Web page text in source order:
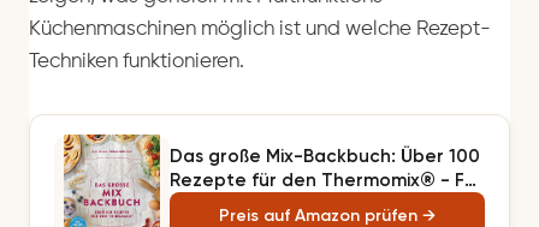
Küchenmaschinen möglich ist und welche Rezept-
Techniken funktionieren.
Das große Mix-Backbuch: Über 100
Rezepte für den Thermomix® - Für
TM5 & TM31
Preis auf Amazon prüfen →